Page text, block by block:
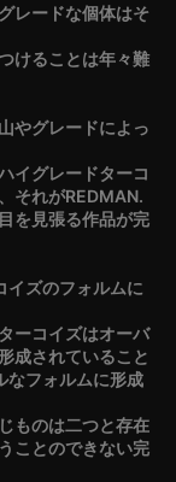
レードな個体はそ
けることは年々難
やグレードによっ
イグレードターコ
それがREDMAN.
を見張る作品が完
イズのフォルムに
ーコイズはオーバ
成されていること
なフォルムに形成
ものは二つと存在
ことのできない完